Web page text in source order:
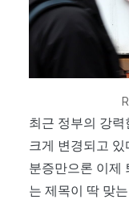
최근 정부의 강
크게 변경되고 있
분증만으론 이제
는 제목이 딱 맞